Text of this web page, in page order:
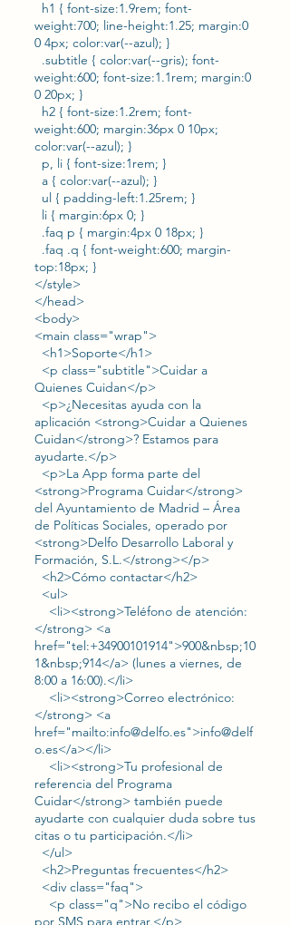
h1 { font-size:1.9rem; font-
weight:700; line-height:1.25; margin:0
0 4px; color:var(--azul); }
.subtitle { color:var(--gris); font-
weight:600; font-size:1.1rem; margin:0
0 20px; }
h2 { font-size:1.2rem; font-
weight:600; margin:36px 0 10px;
color:var(--azul); }
p, li { font-size:1rem; }
a { color:var(--azul); }
ul { padding-left:1.25rem; }
li { margin:6px 0; }
.faq p { margin:4px 0 18px; }
.faq .q { font-weight:600; margin-
top:18px; }
</style>
</head>
<body>
<main class="wrap">
<h1>Soporte</h1>
<p class="subtitle">Cuidar a
Quienes Cuidan</p>
<p>¿Necesitas ayuda con la
aplicación <strong>Cuidar a Quienes
Cuidan</strong>? Estamos para
ayudarte.</p>
<p>La App forma parte del
<strong>Programa Cuidar</strong>
del Ayuntamiento de Madrid – Área
de Políticas Sociales, operado por
<strong>Delfo Desarrollo Laboral y
Formación, S.L.</strong></p>
<h2>Cómo contactar</h2>
<ul>
<li><strong>Teléfono de atención:
</strong> <a
href="tel:+34900101914">900&nbsp;10
1&nbsp;914</a> (lunes a viernes, de
8:00 a 16:00).</li>
<li><strong>Correo electrónico:
</strong> <a
href="mailto:info@delfo.es">info@delf
o.es</a></li>
<li><strong>Tu profesional de
referencia del Programa
Cuidar</strong> también puede
ayudarte con cualquier duda sobre tus
citas o tu participación.</li>
</ul>
<h2>Preguntas frecuentes</h2>
<div class="faq">
<p class="q">No recibo el código
por SMS para entrar.</p>